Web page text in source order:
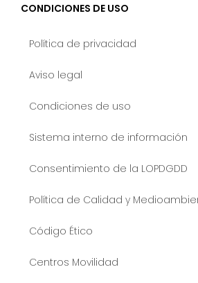
CONDICIONES DE USO
Política de privacidad
Aviso legal
Condiciones de uso
Sistema interno de información
Consentimiento de la LOPDGDD
Política de Calidad y
Código Ético
Centros Movilidad